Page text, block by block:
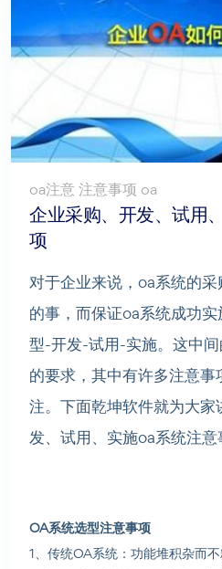
oa注意 注意事项 oa
企业采购、开发、试用
项
对于企业来说，oa系统的
的事，而保证oa系统成功
型-开发-试用-实施。这中
的要求，其中有许多注意
注。下面乾坤软件就为大
发、试用、实施oa系统注意
OA系统选型注意事项
1、传统OA系统：功能堆积杂而